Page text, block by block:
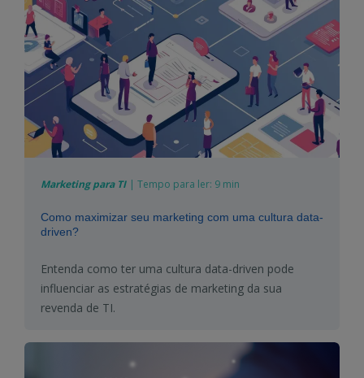
Marketing para TI | Tempo para ler: 9 min
Como maximizar seu marketing com uma cultura data-
driven?
Entenda como ter uma cultura data-driven pode
influenciar as estratégias de marketing da sua
revenda de TI.